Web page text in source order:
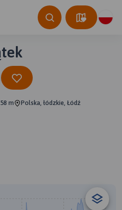
m Polska, łódzkie, Łódź